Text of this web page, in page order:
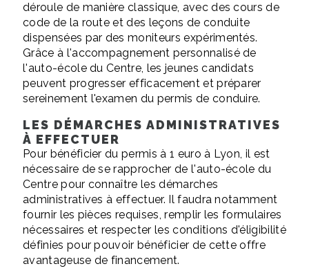
déroule de manière classique, avec des cours de
code de la route et des leçons de conduite
dispensées par des moniteurs expérimentés.
Grâce à l'accompagnement personnalisé de
l'auto-école du Centre, les jeunes candidats
peuvent progresser efficacement et préparer
sereinement l'examen du permis de conduire.
LES DÉMARCHES ADMINISTRATIVES
À EFFECTUER
Pour bénéficier du permis à 1 euro à Lyon, il est
nécessaire de se rapprocher de l'auto-école du
Centre pour connaître les démarches
administratives à effectuer. Il faudra notamment
fournir les pièces requises, remplir les formulaires
nécessaires et respecter les conditions d'éligibilité
définies pour pouvoir bénéficier de cette offre
avantageuse de financement.